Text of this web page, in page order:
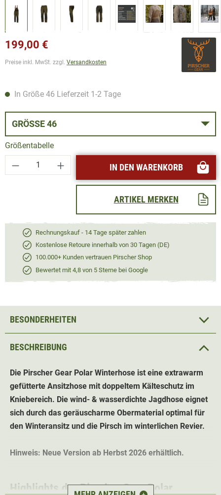
199,00 €
Preise inkl. MwSt. zzgl. Versandkosten
In Größe 46 Lieferzeit 1-2 Tage
GRÖSSE 46
Größentabelle
Produkt Anzahl: Gib den gewünschten
IN DEN WARENKORB
ARTIKEL MERKEN
Rechnungskauf - 14 Tage später zahlen
Kostenlose Retoure innerhalb von 30 Tagen (DE)
100.000+ Kunden vertrauen Pirscher Shop
Bewertet mit 4,8 von 5 Sterne bei Google
BESCHREIBUNG
Die Pirscher Gear Polar Winterhose ist eine extrawarm
gefütterte Ansitzhose mit doppeltem Kälteschutz im
Kniebereich. Die wind- & wasserdichte Jagdhose eignet
sich durch das geräuscharme Obermaterial optimal für
den Winteransitz und die Pirsch im winterlichen Revier.
Hinweis: Neue Version ab Herbst 2026 erhältlich.
Highlights der Pirscher Gear Polar
BESONDERHEITEN